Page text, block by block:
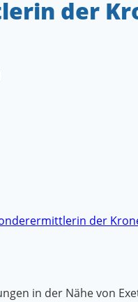
der
der
in der Nähe von